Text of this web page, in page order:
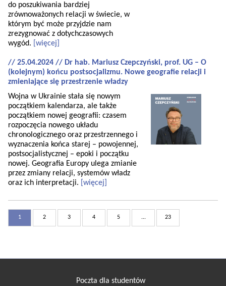
do poszukiwania bardziej
zrównoważonych relacji w świecie, w
którym być może przyjdzie nam
zrezygnować z dotychczasowych
wygód.
[więcej]
// 25.04.2024 // Dr hab. Mariusz Czepczyński, prof. UG – O
(kolejnym) końcu postsocjalizmu. Nowe geografie relacji i
zmieniające się przestrzenie władzy
Wojna w Ukrainie stała się nowym
początkiem kalendarza, ale także
początkiem nowej geografii: czasem
rozpoczęcia nowego układu
chronologicznego oraz przestrzennego i
wyznaczenia końca starej – powojennej,
postsocjalistycznej – epoki i początku
nowej. Geografia Europy ulega zmianie
przez zmiany relacji, systemów władz
oraz ich interpretacji.
[więcej]
1 2 3 4 5 ... 23
Poczta dla studentów